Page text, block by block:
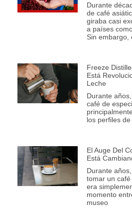
Durante
de café
giraba casi
a países
Sin embargo,
Freeze
Está
Leche
Durante
café de
los perfiles
El Auge Del
Está
Durante
tomar un
era
momento
museo